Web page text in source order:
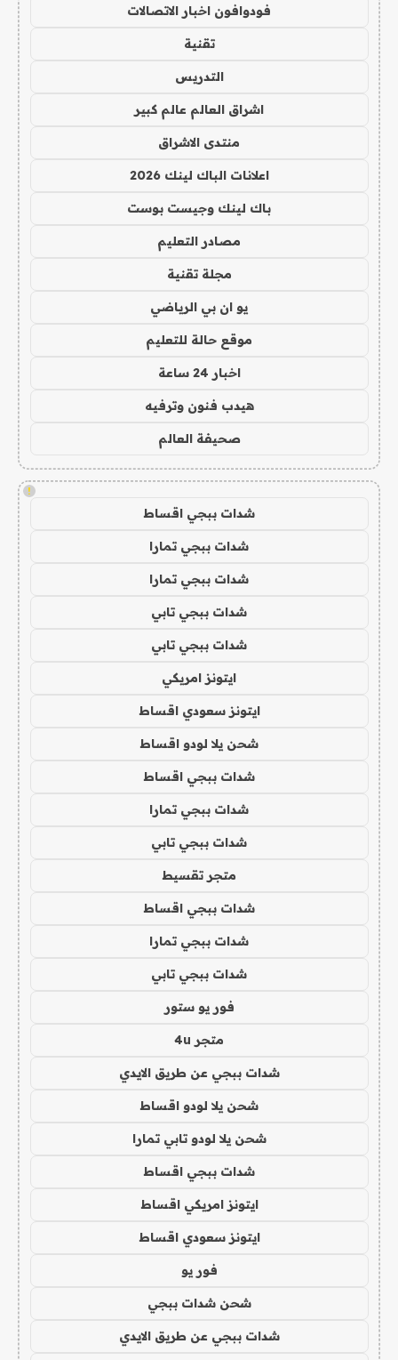
فودوافون اخبار الاتصالات
تقنية
التدريس
اشراق العالم عالم كبير
منتدى الاشراق
اعلانات الباك لينك 2026
باك لينك وجيست بوست
مصادر التعليم
مجلة تقنية
يو ان بي الرياضي
موقع حالة للتعليم
اخبار 24 ساعة
هيدب فنون وترفيه
صحيفة العالم
!
شدات ببجي اقساط
شدات ببجي تمارا
شدات ببجي تمارا
شدات ببجي تابي
شدات ببجي تابي
ايتونز امريكي
ايتونز سعودي اقساط
شحن يلا لودو اقساط
شدات ببجي اقساط
شدات ببجي تمارا
شدات ببجي تابي
متجر تقسيط
شدات ببجي اقساط
شدات ببجي تمارا
شدات ببجي تابي
فور يو ستور
متجر 4u
شدات ببجي عن طريق الايدي
شحن يلا لودو اقساط
شحن يلا لودو تابي تمارا
شدات ببجي اقساط
ايتونز امريكي اقساط
ايتونز سعودي اقساط
فور يو
شحن شدات ببجي
شدات ببجي عن طريق الايدي